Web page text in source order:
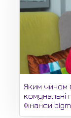
Яким чином
комунальні
Фінанси